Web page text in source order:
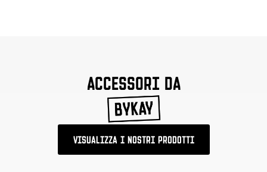
ACCESSORI DA
VISUALIZZA I NOSTRI PRODOTTI